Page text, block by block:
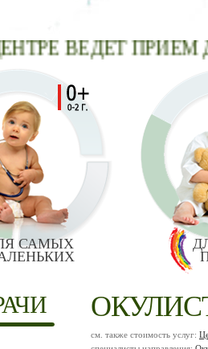
ЦЕНТРЕ ВЕДЕТ
САМЫХ
см. также стоимость услуг: